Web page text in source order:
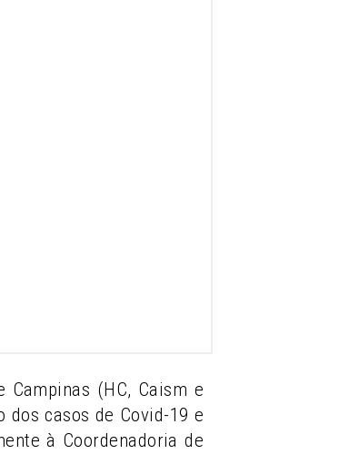
Campinas (HC, Caism e
dos casos de Covid-19 e
à Coordenadoria de